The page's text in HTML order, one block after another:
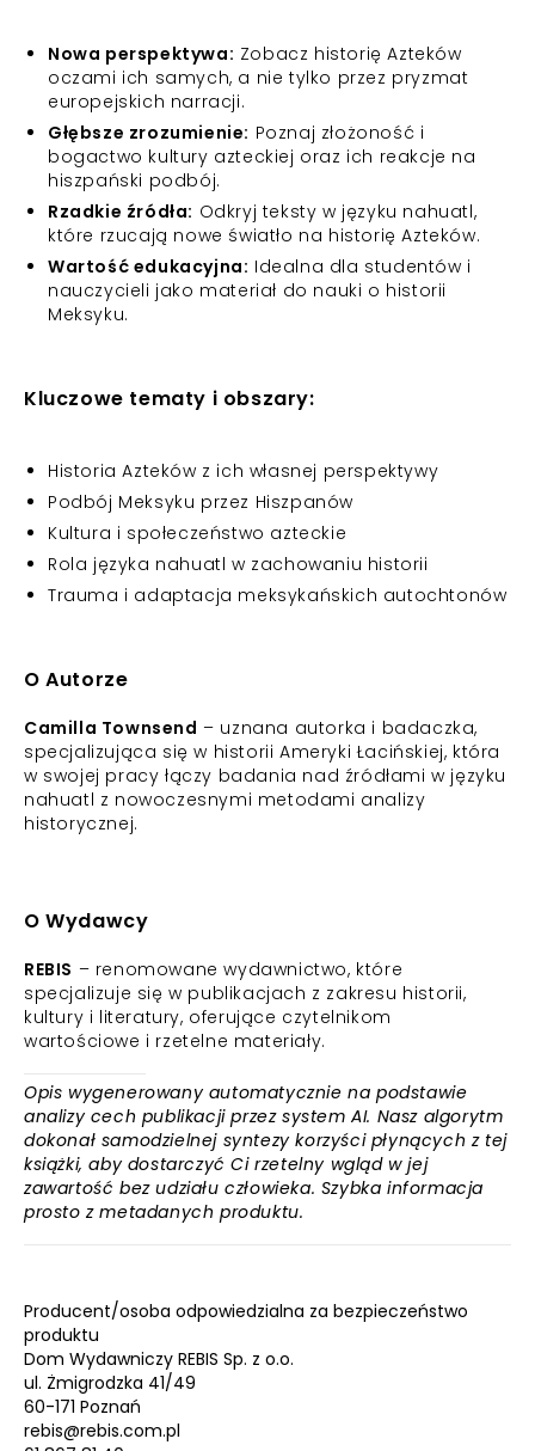
Nowa perspektywa: Zobacz historię Azteków
oczami ich samych, a nie tylko przez pryzmat
europejskich narracji.
Głębsze zrozumienie: Poznaj złożoność i
bogactwo kultury azteckiej oraz ich reakcje na
hiszpański podbój.
Rzadkie źródła: Odkryj teksty w języku nahuatl,
które rzucają nowe światło na historię Azteków.
Wartość edukacyjna: Idealna dla studentów i
nauczycieli jako materiał do nauki o historii
Meksyku.
Kluczowe tematy i obszary:
Historia Azteków z ich własnej perspektywy
Podbój Meksyku przez Hiszpanów
Kultura i społeczeństwo azteckie
Rola języka nahuatl w zachowaniu historii
Trauma i adaptacja meksykańskich autochtonów
O Autorze
Camilla Townsend – uznana autorka i badaczka,
specjalizująca się w historii Ameryki Łacińskiej, która
w swojej pracy łączy badania nad źródłami w języku
nahuatl z nowoczesnymi metodami analizy
historycznej.
O Wydawcy
REBIS – renomowane wydawnictwo, które
specjalizuje się w publikacjach z zakresu historii,
kultury i literatury, oferujące czytelnikom
wartościowe i rzetelne materiały.
Opis wygenerowany automatycznie na podstawie
analizy cech publikacji przez system AI. Nasz algorytm
dokonał samodzielnej syntezy korzyści płynących z tej
książki, aby dostarczyć Ci rzetelny wgląd w jej
zawartość bez udziału człowieka. Szybka informacja
prosto z metadanych produktu.
Producent/osoba odpowiedzialna za bezpieczeństwo
produktu
Dom Wydawniczy REBIS Sp. z o.o.
ul. Żmigrodzka 41/49
60-171 Poznań
rebis@rebis.com.pl